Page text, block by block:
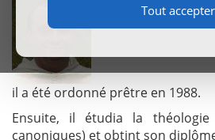
Tout accepter
il a été ordonné prêtre en 1988.
Ensuite, il étudia la théologie
canoniques) et obtint son